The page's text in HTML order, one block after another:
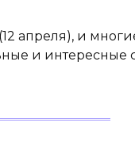
апреля), и
и интересные